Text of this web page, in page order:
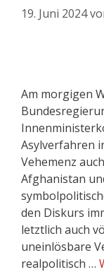
19. Juni 2024
Am morgigen
Asylverfahren
Vehemenz
Afghanistan
den Diskurs
letztlich auch
uneinlösbare
realpolitisch …